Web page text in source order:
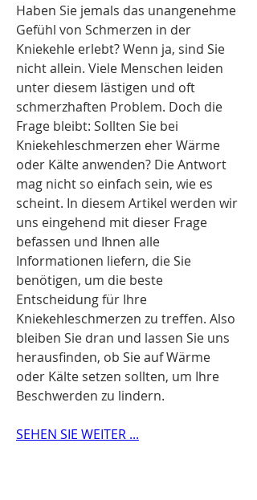
Haben Sie jemals das unangenehme
Gefühl von Schmerzen in der
Kniekehle erlebt? Wenn ja, sind Sie
nicht allein. Viele Menschen leiden
unter diesem lästigen und oft
schmerzhaften Problem. Doch die
Frage bleibt: Sollten Sie bei
Kniekehleschmerzen eher Wärme
oder Kälte anwenden? Die Antwort
mag nicht so einfach sein, wie es
scheint. In diesem Artikel werden wir
uns eingehend mit dieser Frage
befassen und Ihnen alle
Informationen liefern, die Sie
benötigen, um die beste
Entscheidung für Ihre
Kniekehleschmerzen zu treffen. Also
bleiben Sie dran und lassen Sie uns
herausfinden, ob Sie auf Wärme
oder Kälte setzen sollten, um Ihre
Beschwerden zu lindern.
SEHEN SIE WEITER ...